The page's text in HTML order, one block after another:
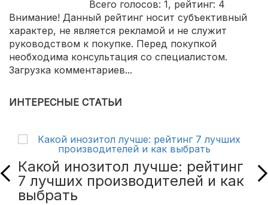
Всего голосов: 1, рейтинг: 4
Внимание! Данный рейтинг носит субъективный
характер, не является рекламой и не служит
руководством к покупке. Перед покупкой
необходима консультация со специалистом.
Загрузка комментариев...
ИНТЕРЕСНЫЕ СТАТЬИ
Какой инозитол лучше: рейтинг
7 лучших производителей и как
выбрать